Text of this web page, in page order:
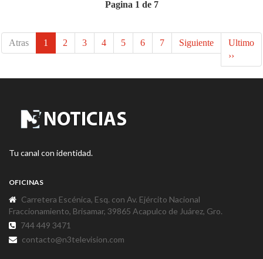
Pagina 1 de 7
Atras 1 2 3 4 5 6 7 Siguiente
Ultimo
››
Tu canal con identidad.
OFICINAS
Carretera Escénica, Esq. con Av. Ejército Nacional
Fraccionamiento, Brisamar, 39865 Acapulco de Juárez, Gro.
744 449 3471
contacto@n3television.com